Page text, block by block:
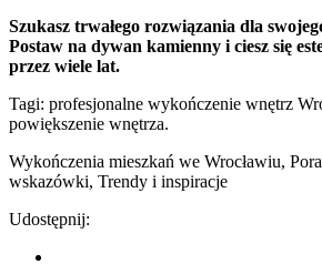
Szukasz trwałego rozwiązania dla
Postaw na dywan kamienny i ciesz się
przez wiele lat.
Tagi: profesjonalne wykończenie wnętrz
powiększenie wnętrza.
Wykończenia mieszkań we Wrocławiu,
wskazówki, Trendy i inspiracje
Udostępnij: